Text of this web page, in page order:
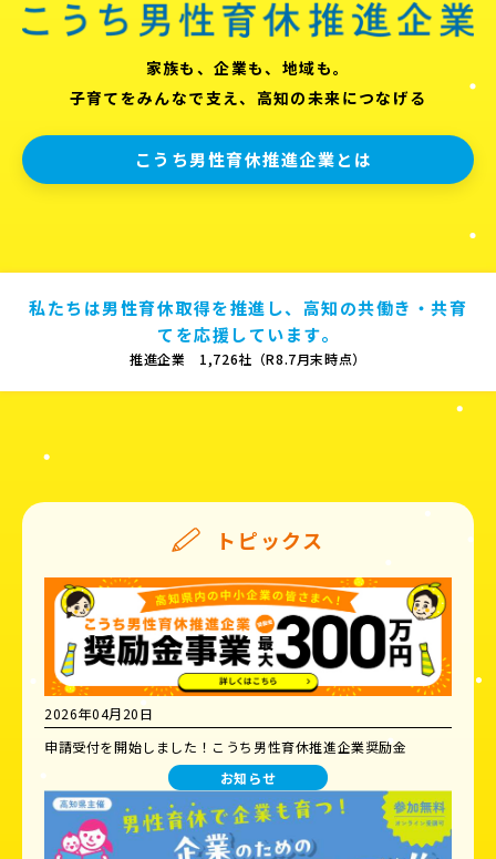
家族も、企業も、地域も。
子育てをみんなで支え、高知の未来につなげる
こうち男性育休推進企業とは
私たちは男性育休取得を推進し、高知の共働き・共育
てを応援しています。
推進企業 1,726社（R8.7月末時点）
トピックス
2026年04月20日
申請受付を開始しました！こうち男性育休推進企業奨励金
お知らせ